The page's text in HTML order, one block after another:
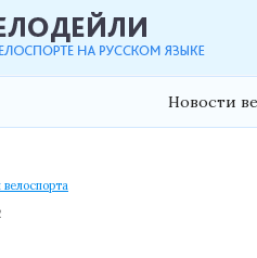
Новости